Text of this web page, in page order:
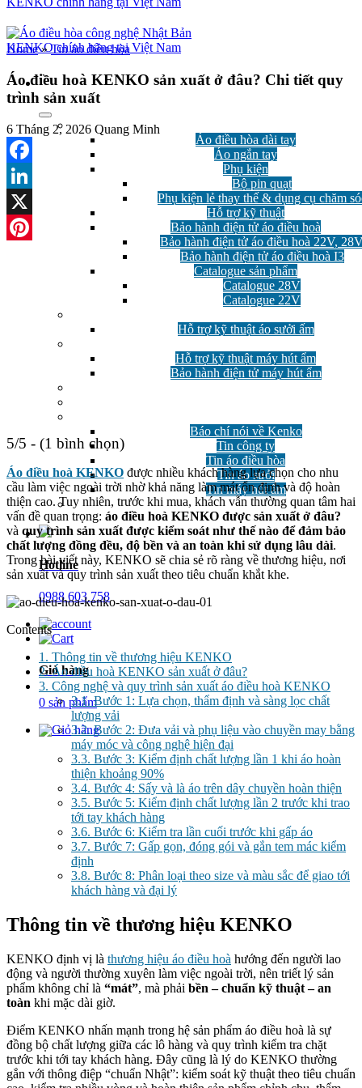
Áo điều hòa dài tay
Áo ngắn tay
Phụ kiện
Bộ pin quạt
Phụ kiện lẻ thay thế & dụng cụ chăm
Hỗ trợ kỹ thuật
Bảo hành điện tử áo điều hoà
Bảo hành điện tử áo điều hoà 22V,
Bảo hành điện tử áo điều hoà I3
Catalogue sản phẩm
Catalogue 28V
Catalogue 22V
Hỗ trợ kỹ thuật áo sưởi ấm
Hỗ trợ kỹ thuật máy hút ẩm
Bảo hành điện tử máy hút ẩm
Báo chí nói về Kenko
Tin công ty
Tin áo điều hòa
Tin áo sưởi
Tin máy hút ẩm
Câu hỏi thường gặp
Hotline
0988 603 758
Giỏ hàng
0 sản phẩm
Home»Tin áo điều hòa
Áo điều hoà KENKO sản xuất ở đâu? Chi tiết quy
trình sản xuất
6 Tháng 2, 2026 Quang Minh
Facebook
LinkedIn
X
5/5 - (1 bình chọn)
Áo điều hoà KENKO được nhiều khách hàng lựa chọn cho nhu
cầu làm việc ngoài trời nhờ khả năng làm mát ổn định và độ hoàn
thiện cao. Tuy nhiên, trước khi mua, khách vẫn thường quan tâm hai
vấn đề quan trọng: áo điều hoà KENKO được sản xuất ở đâu?
và quy trình sản xuất được kiểm soát như thế nào để đảm bảo
chất lượng đồng đều, độ bền và an toàn khi sử dụng lâu dài.
Trong bài viết này, KENKO sẽ chia sẻ rõ ràng về thương hiệu, nơi
sản xuất và quy trình sản xuất theo tiêu chuẩn khắt khe.
Contents
1. Thông tin về thương hiệu KENKO
2.Áo điều hoà KENKO sản xuất ở đâu?
3. Công nghệ và quy trình sản xuất áo điều hoà KENKO
3.1.Bước 1: Lựa chọn, thẩm định và sàng lọc chất
lượng vải
3.2.Bước 2: Đưa vải và phụ liệu vào chuyền may bằng
máy móc và công nghệ hiện đại
3.3. Bước 3: Kiểm định chất lượng lần 1 khi áo hoàn
thiện khoảng 90%
3.4. Bước 4: Sấy và là áo trên dây chuyền hoàn thiện
3.5. Bước 5: Kiểm định chất lượng lần 2 trước khi trao
tới tay khách hàng
3.6. Bước 6: Kiểm tra lần cuối trước khi gấp áo
3.7. Bước 7: Gấp gọn, đóng gói và gắn tem mác kiểm
định
3.8. Bước 8: Phân loại theo size và màu sắc để giao tới
khách hàng và đại lý
Thông tin về thương hiệu KENKO
KENKO định vị là thương hiệu áo điều hoà hướng đến người lao
động và người thường xuyên làm việc ngoài trời, nên triết lý sản
phẩm không chỉ là “mát”, mà phải bền – chuẩn kỹ thuật – an
toàn khi mặc dài giờ.
Điểm KENKO nhấn mạnh trong hệ sản phẩm áo điều hoà là sự
đồng bộ chất lượng giữa các lô hàng và quy trình kiểm tra chặt
trước khi tới tay khách hàng. Đây cũng là lý do KENKO thường
gắn với thông điệp “chuẩn Nhật”: kiểm soát kỹ thuật theo tiêu chuẩn